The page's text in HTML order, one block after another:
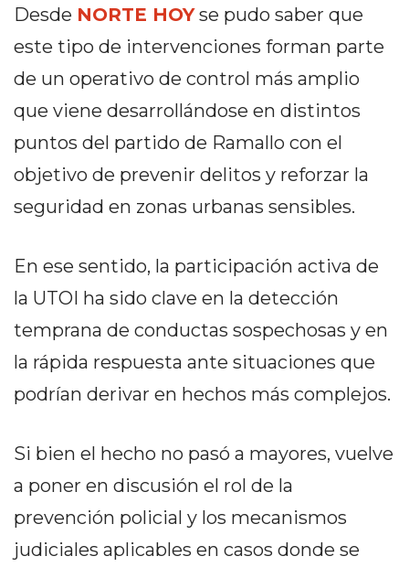
DIARIO
DEPORTIVO
DE
MEDIOS
INFOPBA
EN
NORTE
HORA
NOTICIAS
ROJAS
VIRTUAL
ARRECIFES
NOTICIAS
ZÁRATE
Desde NORTE HOYse pudo saber que
este tipo de intervenciones forman parte
de un operativo de control más amplio
que viene desarrollándose en distintos
puntos del partido de Ramallo con el
objetivo de prevenir delitos y reforzar la
seguridad en zonas urbanas sensibles.
En ese sentido, la participación activa de
la UTOI ha sido clave en la detección
temprana de conductas sospechosas y en
la rápida respuesta ante situaciones que
podrían derivar en hechos más complejos.
Si bien el hecho no pasó a mayores, vuelve
a poner en discusión el rol de la
prevención policial y los mecanismos
judiciales aplicables en casos donde se